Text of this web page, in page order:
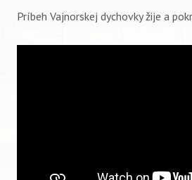
Príbeh Vajnorskej dychovky žije a